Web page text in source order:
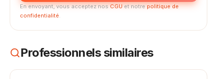
En envoyant, vous acceptez nosCGUet notrepolitique de
confidentialité.
Professionnels similaires